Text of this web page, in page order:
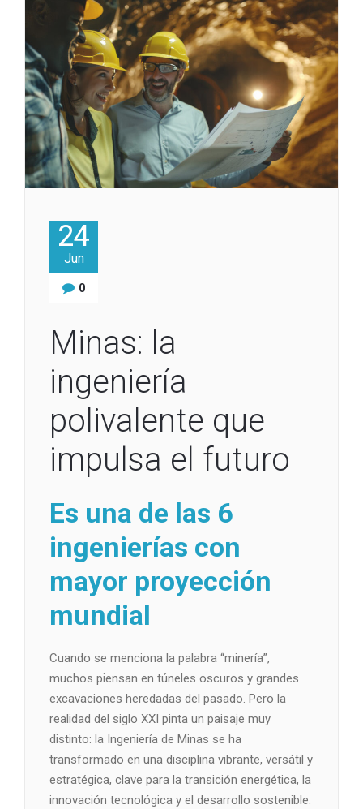
24
Jun
0
Minas: la
ingeniería
polivalente que
impulsa el futuro
Es una de las 6
ingenierías con
mayor proyección
mundial
Cuando se menciona la palabra “minería”,
muchos piensan en túneles oscuros y grandes
excavaciones heredadas del pasado. Pero la
realidad del siglo XXI pinta un paisaje muy
distinto: la Ingeniería de Minas se ha
transformado en una disciplina vibrante, versátil y
estratégica, clave para la transición energética, la
innovación tecnológica y el desarrollo sostenible.